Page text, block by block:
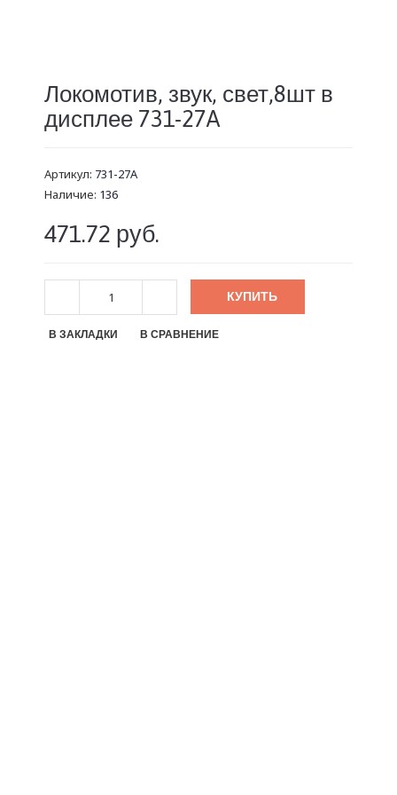
Локомотив, звук, свет,8шт в
дисплее 731-27A
Артикул: 731-27A
Наличие: 136
471.72 руб.
КУПИТЬ
В ЗАКЛАДКИ В СРАВНЕНИЕ